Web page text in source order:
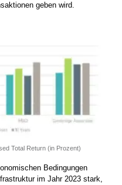
geben wird.
Total Return (in Prozent)
Bedingungen
im Jahr 2023 stark,